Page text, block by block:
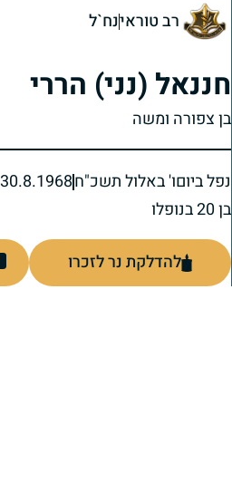
רב טוראינח`ל
חננאל (נני) הררי
בן צפורה ומשה
נפל ביוםו' באלול תשכ"ח30.8.1968
בן 20 בנופלו
להדלקת נר לזכרו